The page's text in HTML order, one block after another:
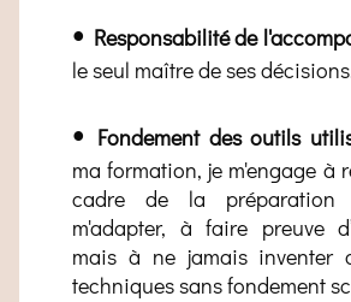
• Responsabilité de
le seul maître de ses
• Fondement des outils
ma formation, je m'engage à
cadre de la préparation
m'adapter, à faire preuve
mais à ne jamais inventer
techniques sans fondement